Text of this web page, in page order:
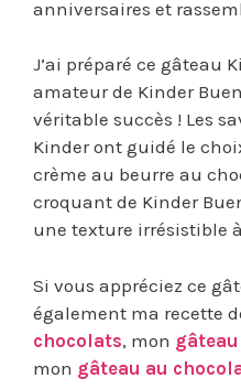
anniversaires et
J’ai préparé ce gâteau
amateur de Kinder
véritable succès ! Les
Kinder ont guidé le
crème au beurre au
croquant de Kinder
une texture irrésistible
Si vous appréciez ce
également ma recette
chocolats, mon
mon gâteau au